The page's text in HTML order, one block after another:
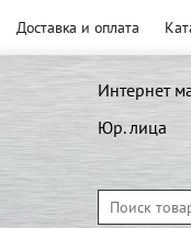
Доставка и оплата
Интернет
Юр. лица